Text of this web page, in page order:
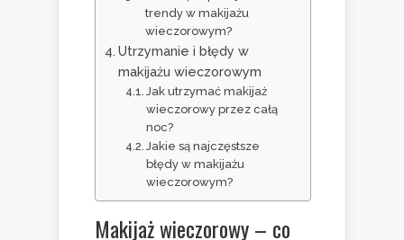
trendy w makijażu
wieczorowym?
Utrzymanie i błędy w
makijażu wieczorowym
Jak utrzymać makijaż
wieczorowy przez całą
noc?
Jakie są najczęstsze
błędy w makijażu
wieczorowym?
Makijaż wieczorowy – co